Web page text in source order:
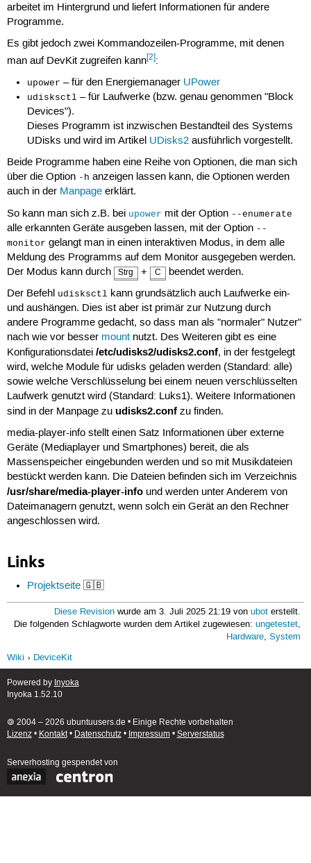
arbeitet im Hintergrund und liefert Informationen für andere
Programme.
Es gibt jedoch zwei Kommandozeilen-Programme, mit denen
man auf DevKit zugreifen kann[2]:
upower – für den Energiemanager UPower
udisksctl – für Laufwerke (bzw. genau genommen "Block
Devices").
Dieses Programm ist inzwischen Bestandteil des Systems
UDisks und wird im Artikel UDisks2 ausführlich vorgestellt.
Beide Programme haben eine Reihe von Optionen, die man sich
über die Option -h anzeigen lassen kann, die Optionen werden
auch in der Manpageerklärt.
So kann man sich z.B. bei upower mit der Option --enumerate
alle erkannten Geräte ausgeben lassen, mit der Option --
monitor gelangt man in einen interaktiven Modus, in dem alle
Meldung des Programms auf dem Monitor ausgegeben werden.
Der Modus kann durch
Strg + C
beendet werden.
Der Befehl udisksctl kann grundsätzlich auch Laufwerke ein-
und aushängen. Dies ist aber ist primär zur Nutzung durch
andere Programme gedacht, so dass man als "normaler" Nutzer"
nach wie vor besser mountnutzt. Des Weiteren gibt es eine
Konfigurationsdatei /etc/udisks2/udisks2.conf, in der festgelegt
wird, welche Module für udisks geladen werden (Standard: alle)
sowie welche Verschlüsselung bei einem neuen verschlüsselten
Laufwerk genutzt wird (Standard: Luks1). Weitere Informationen
sind in der Manpage zu udisks2.confzu finden.
media-player-info stellt einen Satz Informationen über externe
Geräte (Mediaplayer und Smartphones) bereit, die als
Massenspeicher eingebunden werden und so mit Musikdateien
bestückt werden kann. Die Dateien befinden sich im Verzeichnis
/usr/share/media-player-infound werden unter Anderem von
Dateimanagern genutzt, wenn solch ein Gerät an den Rechner
angeschlossen wird.
Links
Projektseite 🇬🇧
Diese Revision wurde am 3. Juli 2025 21:19 vonubot erstellt.
Die folgenden Schlagworte wurden dem Artikel zugewiesen:ungetestet,
Hardware,System
Wiki
DeviceKit
Powered by Inyoka
Inyoka 1.52.10
🄯 2004 – 2026 ubuntuusers.de • Einige Rechte vorbehalten
Lizenz• Kontakt• Datenschutz• Impressum• Serverstatus
Serverhosting gespendet von